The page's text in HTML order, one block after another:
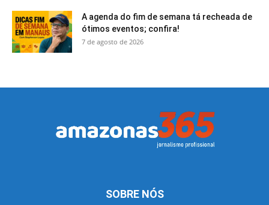
A agenda do fim de semana tá recheada de
ótimos eventos; confira!
7 de agosto de 2026
SOBRE NÓS